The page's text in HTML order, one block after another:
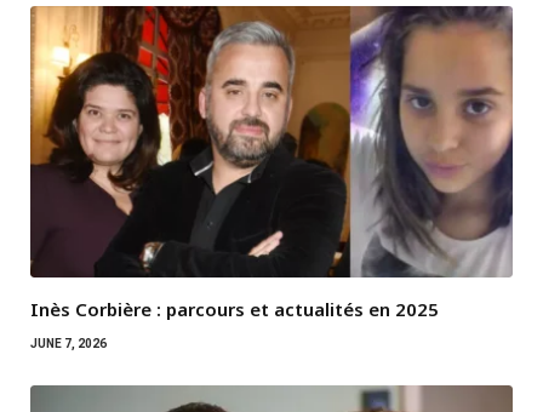
Inès Corbière : parcours et actualités en 2025
JUNE 7, 2026